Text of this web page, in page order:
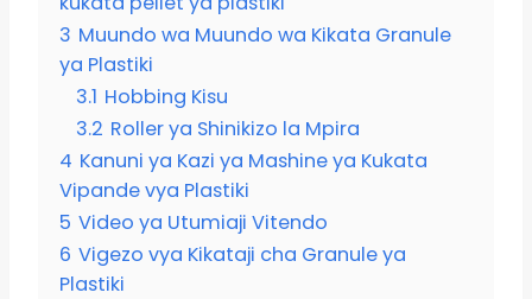
3 Muundo wa Muundo wa Kikata Granule
ya Plastiki
3.1 Hobbing Kisu
3.2 Roller ya Shinikizo la Mpira
4 Kanuni ya Kazi ya Mashine ya Kukata
Vipande vya Plastiki
5 Video ya Utumiaji Vitendo
6 Vigezo vya Kikataji cha Granule ya
Plastiki